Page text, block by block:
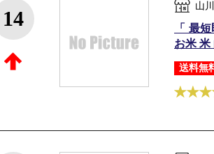
14
山
「 最
お米 米
送料無